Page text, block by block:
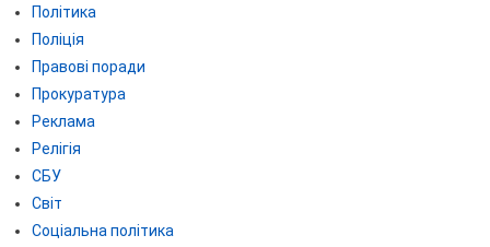
Політика
Поліція
Правові поради
Прокуратура
Реклама
Релігія
СБУ
Світ
Соціальна політика